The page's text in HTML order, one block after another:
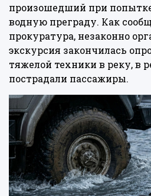
произошедший при
водную преграду. Как
прокуратура, незаконно
экскурсия закончилась
тяжелой техники в реку, в
пострадали пассажиры.